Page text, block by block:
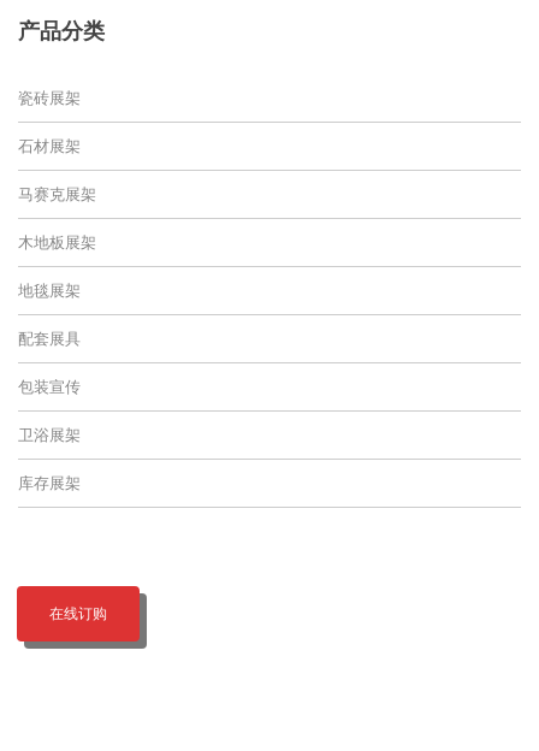
产品分类
瓷砖展架
石材展架
马赛克展架
木地板展架
地毯展架
配套展具
包装宣传
卫浴展架
库存展架
在线订购